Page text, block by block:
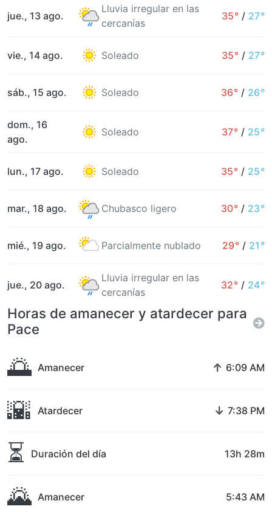
jue., 13 ago.
Lluvia irregular en las
cercanías
35° / 27°
vie., 14 ago. Soleado 35° / 27°
sáb., 15 ago. Soleado 36° / 26°
dom., 16
ago.
Soleado 37° / 25°
lun., 17 ago. Soleado 35° / 25°
mar., 18 ago. Chubasco ligero 30° / 23°
mié., 19 ago. Parcialmente nublado 29° / 21°
jue., 20 ago.
Lluvia irregular en las
cercanías
32° / 24°
Horas de amanecer y atardecer para
Pace
🌅 Amanecer ↑ 6:09 AM
🌇 Atardecer ↓ 7:38 PM
⏳ Duración del día 13h 28m
🌄 Amanecer 5:43 AM